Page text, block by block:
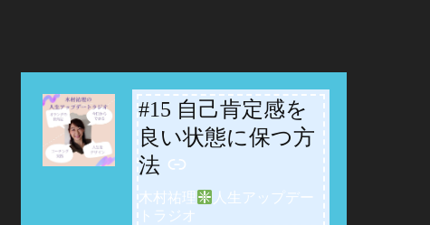
#15 自己肯定感を
良い状態に保つ方
法
-
木村祐理
人生アップデー
トラジオ